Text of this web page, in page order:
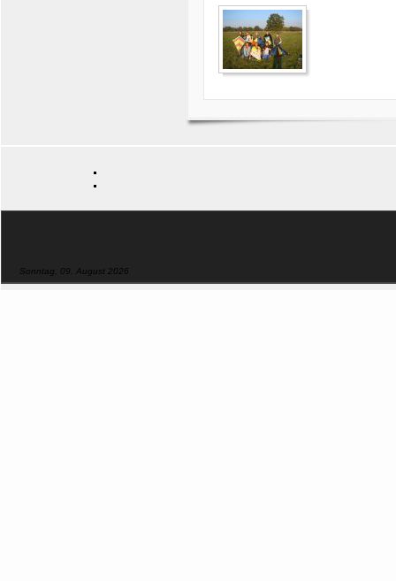
Sonntag, 09. August 2026